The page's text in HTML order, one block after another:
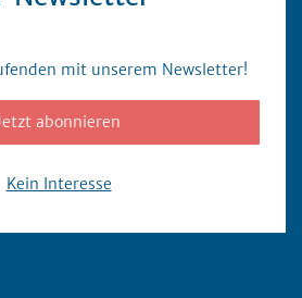
mit unserem Newsletter!
abonnieren
Kein Interesse